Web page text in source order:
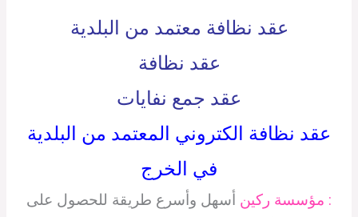
عقد نظافة معتمد من البلدية
عقد نظافة
عقد جمع نفايات
عقد نظافة الكتروني المعتمد من البلدية
في الخرج
: مؤسسة ركين أسهل وأسرع طريقة للحصول على